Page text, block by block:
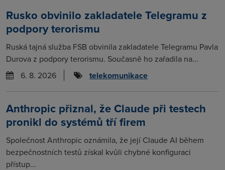
Rusko obvinilo zakladatele Telegramu z
podpory terorismu
Ruská tajná služba FSB obvinila zakladatele Telegramu Pavla
Durova z podpory terorismu. Současně ho zařadila na...
6. 8. 2026
telekomunikace
Anthropic přiznal, že Claude při testech
pronikl do systémů tří firem
Společnost Anthropic oznámila, že její Claude AI během
bezpečnostních testů získal kvůli chybné konfiguraci
přístup...